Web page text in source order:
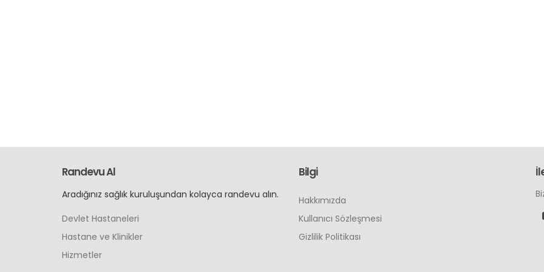
Randevu Al
Aradığınız sağlık kuruluşundan kolayca randevu alın.
Devlet Hastaneleri
Hastane ve Klinikler
Hizmetler
Bilgi
Hakkımızda
Kullanıcı Sözleşmesi
Gizlilik Politikası